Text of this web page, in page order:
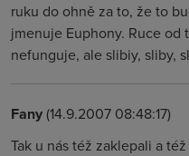
ruku do ohně za to, že to
jmenuje Euphony. Ruce od
nefunguje, ale slibiy, sliby,
Fany(14.9.2007 08:48:17)
Tak u nás též zaklepali a